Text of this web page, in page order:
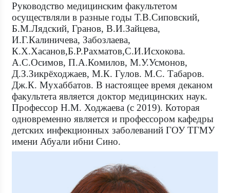
Руководство медицинским факультетом
осуществляли в разные годы Т.В.Сиповский,
Б.М.Лядский, Гранов, В.И.Зайцева,
И.Г.Калиничева, Забозлаева,
К.Х.Хасанов,Б.Р.Рахматов,С.И.Исхокова.
А.С.Осимов, П.А.Комилов, М.У.Усмонов,
Д.З.Зикрёходжаев, М.К. Гулов. М.С. Табаров.
Дж.К. Мухаббатов. В настоящее время деканом
факультета является доктор медицинских наук.
Профессор Н.М. Ходжаева (с 2019). Которая
одновременно является и профессором кафедры
детских инфекционных заболеваний ГОУ ТГМУ
имени Абуали ибни Сино.